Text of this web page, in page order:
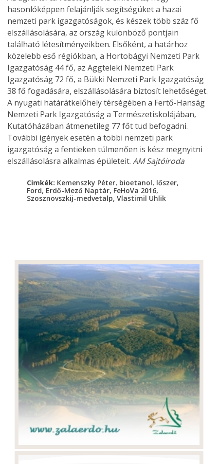
hasonlóképpen felajánlják segítségüket a hazai
nemzeti park igazgatóságok, és készek több száz fő
elszállásolására, az ország különböző pontjain
található létesítményeikben. Elsőként, a határhoz
közelebb eső régiókban, a Hortobágyi Nemzeti Park
Igazgatóság 44 fő, az Aggteleki Nemzeti Park
Igazgatóság 72 fő, a Bükki Nemzeti Park Igazgatóság
38 fő fogadására, elszállásolására biztosít lehetőséget.
A nyugati határátkelőhely térségében a Fertő-Hanság
Nemzeti Park Igazgatóság a Természetiskolájában,
Kutatóházában átmenetileg 77 főt tud befogadni.
További igények esetén a többi nemzeti park
igazgatóság a fentieken túlmenően is kész megnyitni
elszállásolásra alkalmas épületeit. AM Sajtóiroda
Cimkék: Kemenszky Péter, bioetanol, lőszer,
Ford, Erdő-Mező Naptár, FeHoVa 2016,
Szosznovszkij-medvetalp, Vlastimil Uhlik